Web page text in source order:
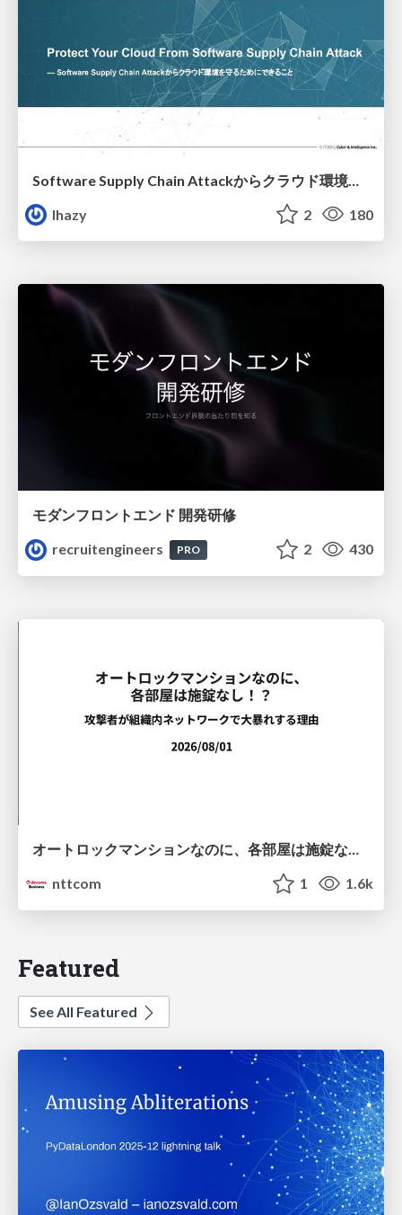
lhazy
2 180
モダンフロントエンド 開発研修
recruitengineers
PRO 2 430
オートロックマンションなのに、各部屋は施錠なし！？ 攻撃者が組織内ネットワークで大暴れする理由 / The Front Door Is Locked, but the Rooms Are Wide Open: Why Attackers Move Freely Inside Enterprise Networks
nttcom
1 1.6k
Featured
See All Featured